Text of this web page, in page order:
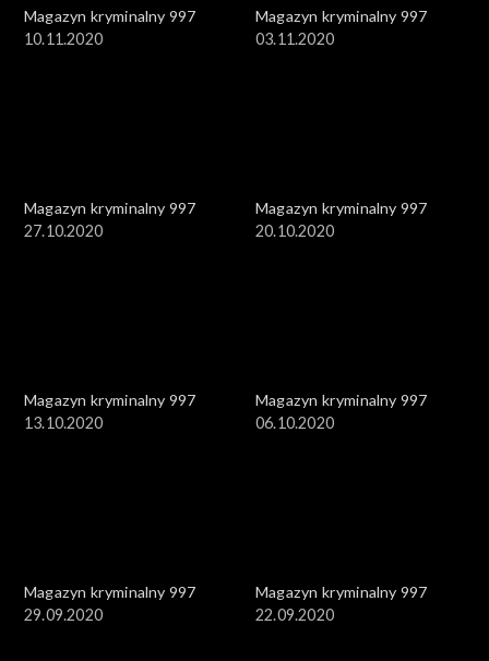
Magazyn kryminalny 997
10.11.2020
Magazyn kryminalny 997
03.11.2020
Magazyn kryminalny 997
27.10.2020
Magazyn kryminalny 997
20.10.2020
Magazyn kryminalny 997
13.10.2020
Magazyn kryminalny 997
06.10.2020
Magazyn kryminalny 997
29.09.2020
Magazyn kryminalny 997
22.09.2020